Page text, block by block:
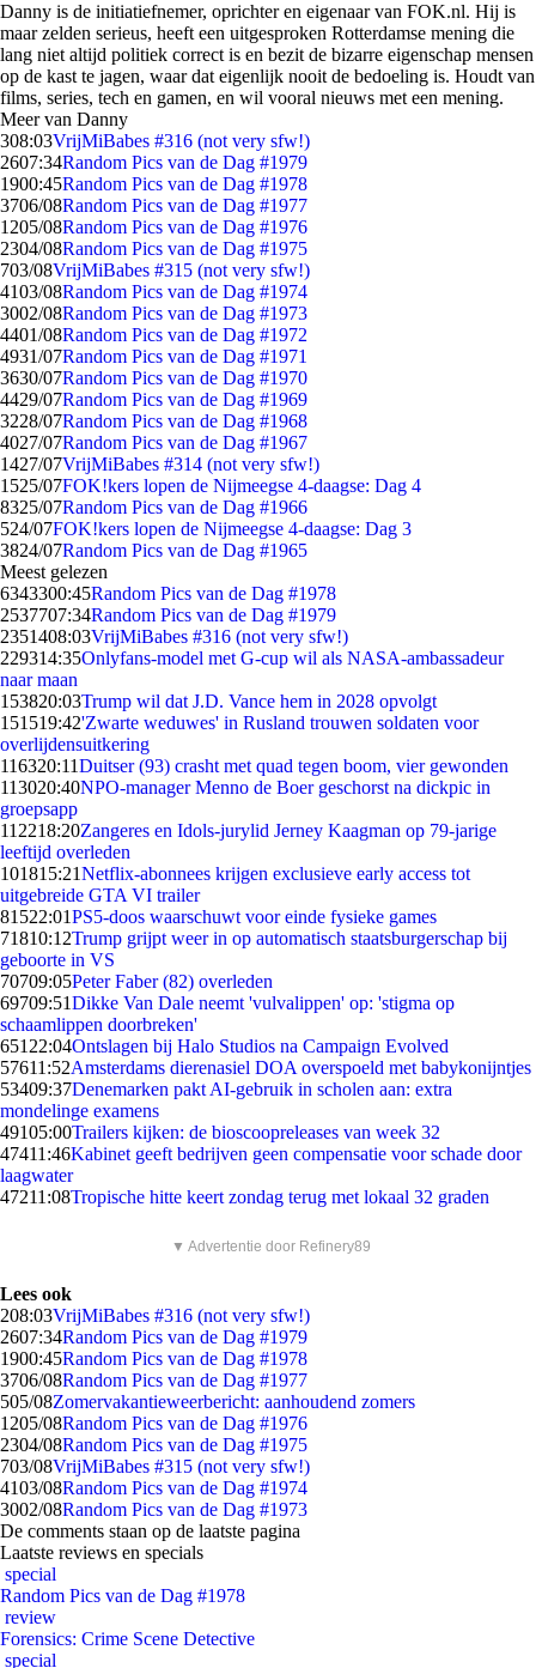
Danny is de initiatiefnemer, oprichter en eigenaar van FOK.nl. Hij is
maar zelden serieus, heeft een uitgesproken Rotterdamse mening die
lang niet altijd politiek correct is en bezit de bizarre eigenschap mensen
op de kast te jagen, waar dat eigenlijk nooit de bedoeling is. Houdt van
films, series, tech en gamen, en wil vooral nieuws met een mening.
Meer van Danny
308:03VrijMiBabes #316 (not very sfw!)
2607:34Random Pics van de Dag #1979
1900:45Random Pics van de Dag #1978
3706/08Random Pics van de Dag #1977
1205/08Random Pics van de Dag #1976
2304/08Random Pics van de Dag #1975
703/08VrijMiBabes #315 (not very sfw!)
4103/08Random Pics van de Dag #1974
3002/08Random Pics van de Dag #1973
4401/08Random Pics van de Dag #1972
4931/07Random Pics van de Dag #1971
3630/07Random Pics van de Dag #1970
4429/07Random Pics van de Dag #1969
3228/07Random Pics van de Dag #1968
4027/07Random Pics van de Dag #1967
1427/07VrijMiBabes #314 (not very sfw!)
1525/07FOK!kers lopen de Nijmeegse 4-daagse: Dag 4
8325/07Random Pics van de Dag #1966
524/07FOK!kers lopen de Nijmeegse 4-daagse: Dag 3
3824/07Random Pics van de Dag #1965
Meest gelezen
6343300:45Random Pics van de Dag #1978
2537707:34Random Pics van de Dag #1979
2351408:03VrijMiBabes #316 (not very sfw!)
229314:35Onlyfans-model met G-cup wil als NASA-ambassadeur
naar maan
153820:03Trump wil dat J.D. Vance hem in 2028 opvolgt
151519:42'Zwarte weduwes' in Rusland trouwen soldaten voor
overlijdensuitkering
116320:11Duitser (93) crasht met quad tegen boom, vier gewonden
113020:40NPO-manager Menno de Boer geschorst na dickpic in
groepsapp
112218:20Zangeres en Idols-jurylid Jerney Kaagman op 79-jarige
leeftijd overleden
101815:21Netflix-abonnees krijgen exclusieve early access tot
uitgebreide GTA VI trailer
81522:01PS5-doos waarschuwt voor einde fysieke games
71810:12Trump grijpt weer in op automatisch staatsburgerschap bij
geboorte in VS
70709:05Peter Faber (82) overleden
69709:51Dikke Van Dale neemt 'vulvalippen' op: 'stigma op
schaamlippen doorbreken'
651 22:04Ontslagen bij Halo Studios na Campaign Evolved
57611:52Amsterdams dierenasiel DOA overspoeld met babykonijntjes
53409:37Denemarken pakt AI-gebruik in scholen aan: extra
mondelinge examens
49105:00Trailers kijken: de bioscoopreleases van week 32
47411:46Kabinet geeft bedrijven geen compensatie voor schade door
laagwater
47211:08Tropische hitte keert zondag terug met lokaal 32 graden
▼ Advertentie door Refinery89
Lees ook
208:03VrijMiBabes #316 (not very sfw!)
2607:34Random Pics van de Dag #1979
1900:45Random Pics van de Dag #1978
3706/08Random Pics van de Dag #1977
505/08Zomervakantieweerbericht: aanhoudend zomers
1205/08Random Pics van de Dag #1976
2304/08Random Pics van de Dag #1975
703/08VrijMiBabes #315 (not very sfw!)
4103/08Random Pics van de Dag #1974
3002/08Random Pics van de Dag #1973
De comments staan op de laatste pagina
Laatste reviews en specials
special
Random Pics van de Dag #1978
review
Forensics: Crime Scene Detective
special